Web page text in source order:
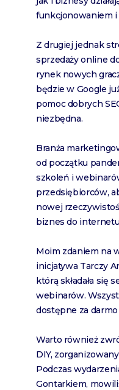
funkcjonowaniem i
Z drugiej jednak
sprzedaży online
rynek nowych
będzie w Google
pomoc dobrych
niezbędna.
Branża
od początku
szkoleń i
przedsiębiorców,
nowej
biznes do
Moim zdaniem na
inicjatywa Tarczy
którą składała się
webinarów.
dostępne za
Warto również
DIY,
Podczas
Gontarkiem,